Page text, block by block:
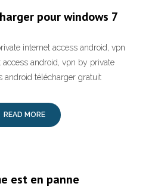
pour windows 7
internet access android, vpn
access android, vpn by private
android télécharger gratuit
READ MORE
est en panne